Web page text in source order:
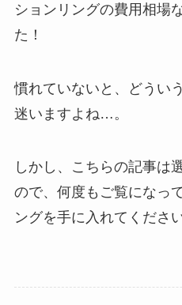
ションリングの費用相場
た！
慣れていないと、どうい
迷いますよね…。
しかし、こちらの記事は
ので、何度もご覧になっ
ングを手に入れてくださ